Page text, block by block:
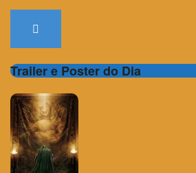
Trailer e Poster do Dia